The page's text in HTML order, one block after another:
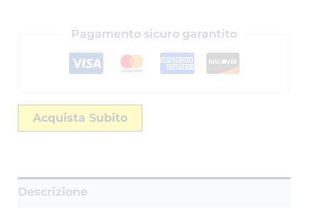
Pagamento sicuro garantito
Acquista Subito
Descrizione